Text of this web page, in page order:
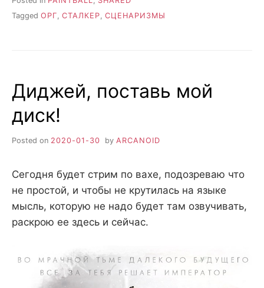
Tagged ОРГ, СТАЛКЕР, СЦЕНАРИЗМЫ
Диджей, поставь мой
диск!
Posted on 2020-01-30 by ARCANOID
Сегодня будет стрим по вахе, подозреваю что
не простой, и чтобы не крутилась на языке
мысль, которую не надо будет там озвучивать,
раскрою ее здесь и сейчас.